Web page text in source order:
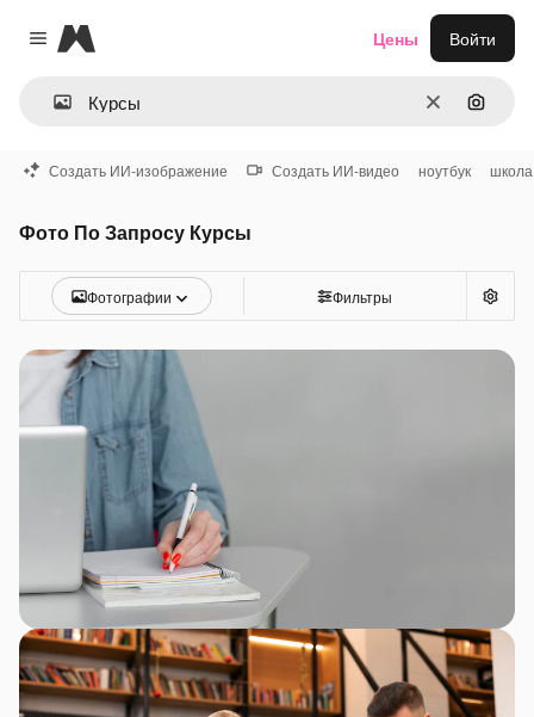
Close menu
Magnific
ОчиститьПоиск
Цены Войти
Создать ИИ-изображение Создать ИИ-видео ноутбук школа
Фото По Запросу Курсы
Фотографии Фильтры